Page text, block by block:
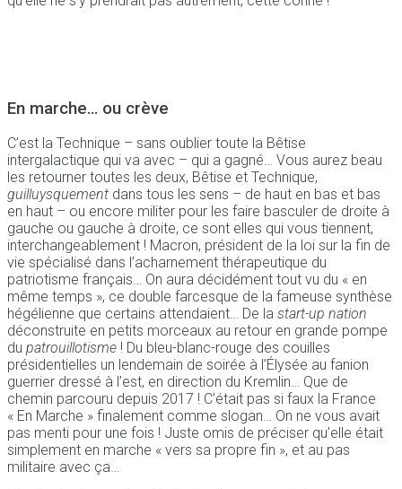
En marche… ou crève
C’est la Technique – sans oublier toute la Bêtise
intergalactique qui va avec – qui a gagné… Vous aurez beau
les retourner toutes les deux, Bêtise et Technique,
guilluysquement dans tous les sens – de haut en bas et bas
en haut – ou encore militer pour les faire basculer de droite à
gauche ou gauche à droite, ce sont elles qui vous tiennent,
interchangeablement ! Macron, président de la loi sur la fin de
vie spécialisé dans l’acharnement thérapeutique du
patriotisme français… On aura décidément tout vu du « en
même temps », ce double farcesque de la fameuse synthèse
hégélienne que certains attendaient… De la start-up nation
déconstruite en petits morceaux au retour en grande pompe
du patrouillotisme ! Du bleu-blanc-rouge des couilles
présidentielles un lendemain de soirée à l’Élysée au fanion
guerrier dressé à l’est, en direction du Kremlin… Que de
chemin parcouru depuis 2017 ! C’était pas si faux la France
« En Marche » finalement comme slogan… On ne vous avait
pas menti pour une fois ! Juste omis de préciser qu’elle était
simplement en marche « vers sa propre fin », et au pas
militaire avec ça…